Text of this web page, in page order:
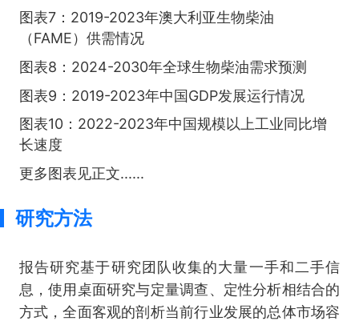
图表7：2019-2023年澳大利亚生物柴油
（FAME）供需情况
图表8：2024-2030年全球生物柴油需求预测
图表9：2019-2023年中国GDP发展运行情况
图表10：2022-2023年中国规模以上工业同比增
长速度
更多图表见正文......
研究方法
报告研究基于研究团队收集的大量一手和二手信
息，使用桌面研究与定量调查、定性分析相结合的
方式，全面客观的剖析当前行业发展的总体市场容